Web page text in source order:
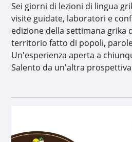
Sei giorni di lezioni di lingua
visite guidate, laboratori e
edizione della settimana grika
territorio fatto di popoli,
Un'esperienza aperta a
Salento da un'altra